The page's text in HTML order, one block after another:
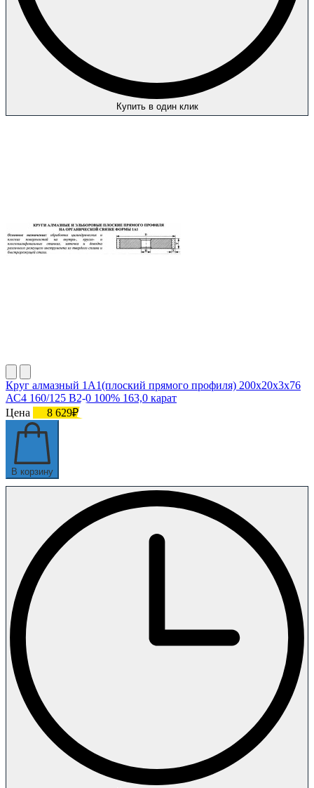
Купить в один клик
Круг алмазный 1А1(плоский прямого профиля) 200х20х3х76
АС4 160/125 В2-0 100% 163,0 карат
Цена
8 629₽
В корзину